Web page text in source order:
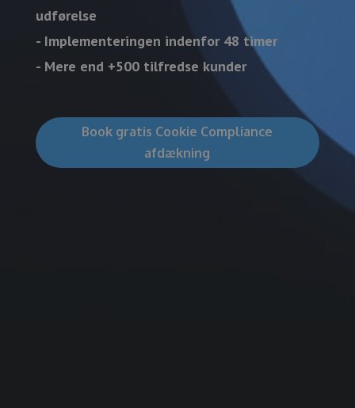
udførelse
- Implementeringen indenfor 48 timer
- Mere end +500 tilfredse kunder
Book gratis Cookie Compliance
afdækning